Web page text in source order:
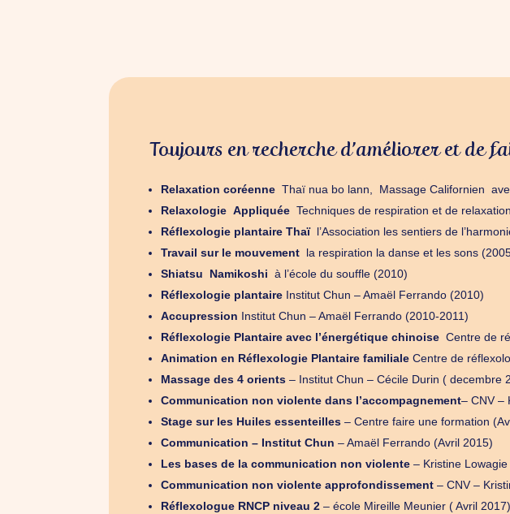
Toujours en recherche d’améliorer et de
Relaxation coréenne Thaï nua bo lann, Massage Californien
Relaxologie Appliquée Techniques de respiration et de
Réflexologie plantaire Thaïl’Association les sentiers de
Travail sur le mouvement la respiration la danse et les sons
Shiatsu Namikoshi à l’école du souffle (2010)
Réflexologie plantaire Institut Chun – Amaël Ferrando (2010)
Accupression Institut Chun – Amaël Ferrando (2010-2011)
Réflexologie Plantaire avec l’énergétique chinoise Centre de
Animation en Réflexologie Plantaire familiale Centre de
Massage des 4 orients – Institut Chun – Cécile Durin ( decembre
Communication non violente dans l’accompagnement– CNV –
Stage sur les Huiles essenteilles– Centre faire une formation
Communication – Institut Chun – Amaël Ferrando (Avril 2015)
Les bases de la communication non violente – Kristine
Communication non violente approfondissement– CNV –
Réflexologue RNCP niveau 2 – école Mireille Meunier ( Avril 2017)